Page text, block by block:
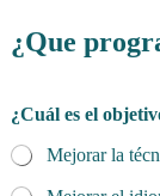
r
a
?
i
¿Que
¿Cuál es el
Mejorar la